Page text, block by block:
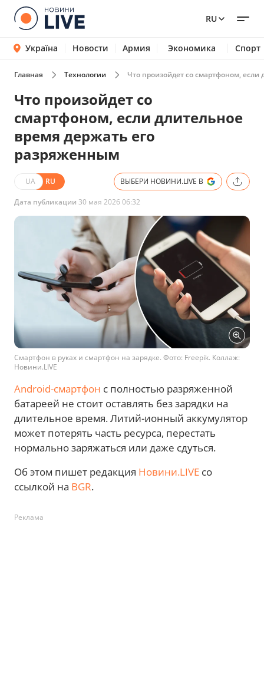
RU
Україна Новости Армия Экономика Спорт
Главная Технологии Что произойдет со смартфоном,
Что произойдет со
смартфоном, если длительное
время держать его
разряженным
UA RU ВЫБЕРИ НОВИНИ.LIVE В
Дата публикации 30 мая 2026 06:32
Смартфон в руках и смартфон на зарядке. Фото: Freepik. Коллаж:
Новини.LIVE
Android-смартфон с полностью разряженной
батареей не стоит оставлять без зарядки на
длительное время. Литий-ионный аккумулятор
может потерять часть ресурса, перестать
нормально заряжаться или даже сдуться.
Об этом пишет редакция Новини.LIVE со
ссылкой на BGR.
Реклама